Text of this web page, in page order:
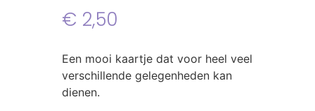
€ 2,50
Een mooi kaartje dat voor heel veel
verschillende gelegenheden kan
dienen.